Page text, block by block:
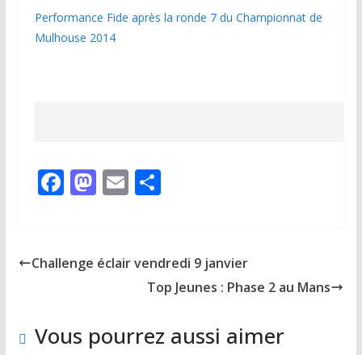
Performance Fide après la ronde 7 du Championnat de
Mulhouse 2014
F
b
k
M
d
E
l
P
g
er
Challenge éclair vendredi 9 janvier
Top Jeunes : Phase 2 au Mans
Vous pourrez aussi aimer